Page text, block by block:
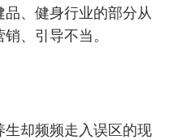
、健身行业的部分从
、引导不当。
却频频走入误区的现